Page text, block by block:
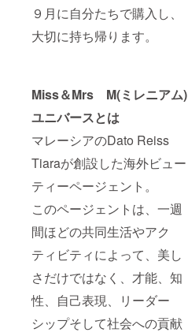
９月に自分たちで購入し、
大切に持ち帰ります。
Miss＆Mrs M(ミレニアム)
ユニバースとは
マレーシアのDato Reiss
Tiaraが創設した海外ビュー
ティーページェント。
このページェントは、一週
間ほどの共同生活やアク
ティビティによって、美し
さだけではなく、才能、知
性、自己表現、リーダー
シップそして社会への貢献